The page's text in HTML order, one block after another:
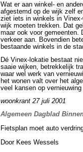
Wat er aan winkel- en
afgestemd op de wijk zelf
ziet iets in winkels in
wijk moeten trekken. Dat
maar ook voor gemeenten.
verkeer aan. Bovendien
bestaande winkels in de
Dé Vinex-lokatie bestaat
saaie wijken, betrekkelijk
waar wel werk van
het wonen valt over het
veel kansen op
woonkrant 27 juli 2001
Algemeen Dagblad
Fietsplan moet auto
Door Kees Wessels